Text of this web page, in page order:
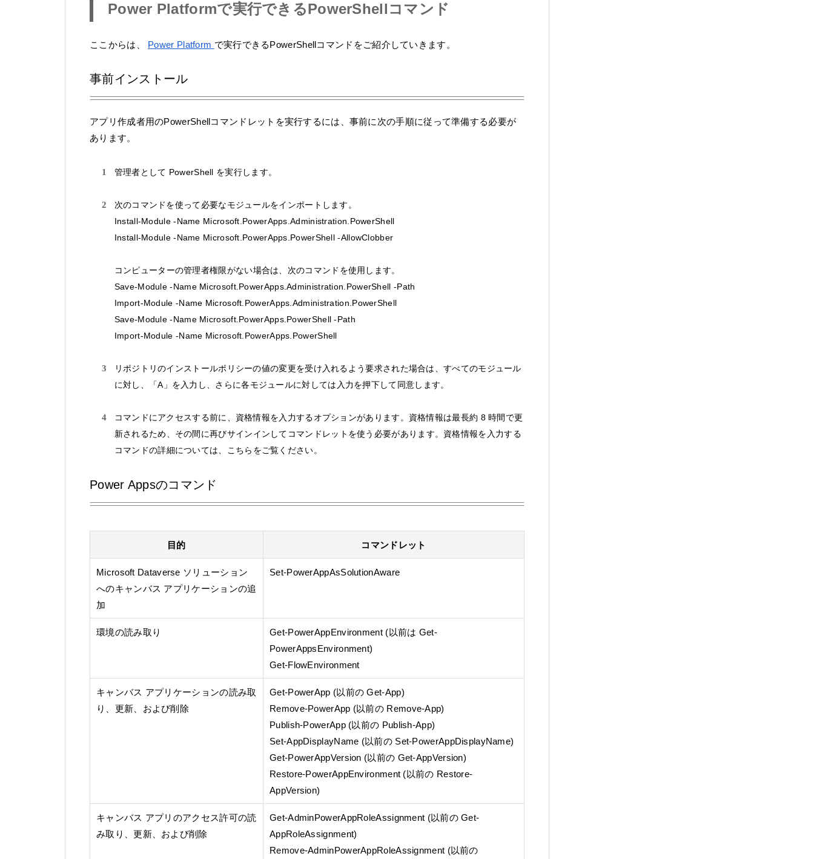
Power Platformで実行できるPowerShellコマンド
ここからは、 Power Platform で実行できるPowerShellコマンドをご紹介していきます。
事前インストール
アプリ作成者用のPowerShellコマンドレットを実行するには、事前に次の手順に従って準備する必要が
あります。
管理者として PowerShell を実行します。
次のコマンドを使って必要なモジュールをインポートします。
Install-Module -Name Microsoft.PowerApps.Administration.PowerShell
Install-Module -Name Microsoft.PowerApps.PowerShell -AllowClobber
コンピューターの管理者権限がない場合は、次のコマンドを使用します。
Save-Module -Name Microsoft.PowerApps.Administration.PowerShell -Path
Import-Module -Name Microsoft.PowerApps.Administration.PowerShell
Save-Module -Name Microsoft.PowerApps.PowerShell -Path
Import-Module -Name Microsoft.PowerApps.PowerShell
リポジトリのインストールポリシーの値の変更を受け入れるよう要求された場合は、すべてのモジュール
に対し、「A」を入力し、さらに各モジュールに対しては入力を押下して同意します。
コマンドにアクセスする前に、資格情報を入力するオプションがあります。資格情報は最長約 8 時間で更
新されるため、その間に再びサインインしてコマンドレットを使う必要があります。資格情報を入力する
コマンドの詳細については、こちらをご覧ください。
Power Appsのコマンド
目的 コマンドレット
Microsoft Dataverse ソリューション
へのキャンバス アプリケーションの追
加
Set-PowerAppAsSolutionAware
環境の読み取り
Get-PowerAppEnvironment (以前は Get-
PowerAppsEnvironment)
Get-FlowEnvironment
キャンバス アプリケーションの読み取
り、更新、および削除
Get-PowerApp (以前の Get-App)
Remove-PowerApp (以前の Remove-App)
Publish-PowerApp (以前の Publish-App)
Set-AppDisplayName (以前の Set-PowerAppDisplayName)
Get-PowerAppVersion (以前の Get-AppVersion)
Restore-PowerAppEnvironment (以前の Restore-
AppVersion)
キャンバス アプリのアクセス許可の読
み取り、更新、および削除
Get-AdminPowerAppRoleAssignment (以前の Get-
AppRoleAssignment)
Remove-AdminPowerAppRoleAssignment (以前の